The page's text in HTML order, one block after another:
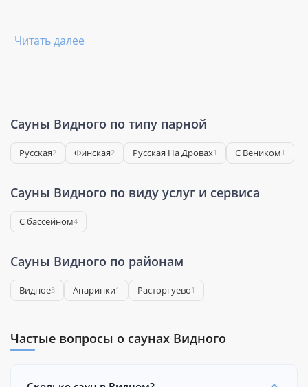
Читать далее
Сауны Видного по типу парной
Русская2 Финская2 Русская На Дровах1 С Веником1
Сауны Видного по виду услуг и сервиса
С бассейном4
Сауны Видного по районам
Видное3 Апаринки1 Расторгуево1
Частые вопросы о саунах Видного